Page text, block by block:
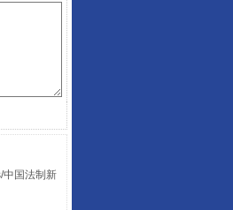
中国法制新